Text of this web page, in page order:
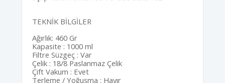
TEKNİK BİLGİLER
Ağırlık: 460 Gr
Kapasite : 1000 ml
Filtre Süzgeç : Var
Çelik : 18/8 Paslanmaz Çelik
Çift Vakum : Evet
Terleme / Yoğuşma : Hayır